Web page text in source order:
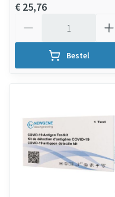
€ 25,76
Bestel